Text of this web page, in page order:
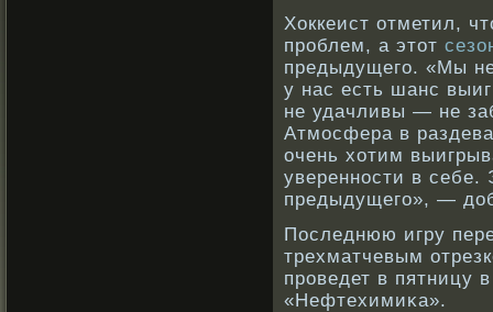
Хоккеист отметил,
проблем, а этот
предыдущего. «Мы
у нас есть шанс
не удачливы — не
Атмосфера в
очень хотим
уверенности в себе.
предыдущего», —
Последнюю игру
трехматчевым
прοведет в пятницу
«Нефтехимиκа».